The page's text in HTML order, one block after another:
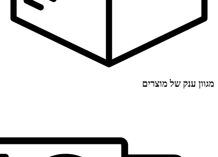
מגוון ענק של מוצרים